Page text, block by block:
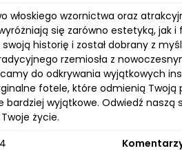
wzornictwa oraz
się zarówno estetyką, jak i
historię i został dobrany z
rzemiosła z
do odkrywania wyjątkowych
fotele, które odmienią Twoją
bardziej wyjątkowe. Odwiedź naszą
życie.